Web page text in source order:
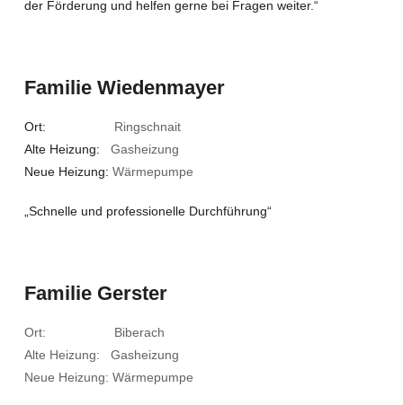
der Förderung und helfen gerne bei Fragen weiter.“
Familie Wiedenmayer
Ort: Ringschnait
Alte Heizung: Gasheizung
Neue Heizung: Wärmepumpe
„Schnelle und professionelle Durchführung“
Familie Gerster
Ort: Biberach
Alte Heizung: Gasheizung
Neue Heizung: Wärmepumpe